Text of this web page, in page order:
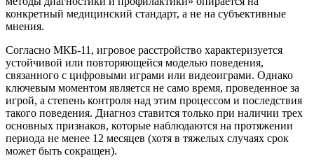
конкретный медицинский стандарт, а не на субъективные
мнения.
Согласно МКБ-11, игровое расстройство характеризуется
устойчивой или повторяющейся моделью поведения,
связанного с цифровыми играми или видеоиграми. Однако
ключевым моментом является не само время, проведенное за
игрой, а степень контроля над этим процессом и последствия
такого поведения. Диагноз ставится только при наличии трех
основных признаков, которые наблюдаются на протяжении
периода не менее 12 месяцев (хотя в тяжелых случаях срок
может быть сокращен).